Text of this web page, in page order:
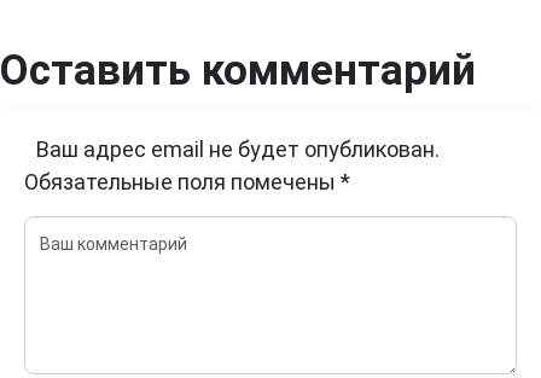
Оставить комментарий
Ваш адрес email не будет опубликован.
Обязательные поля помечены *